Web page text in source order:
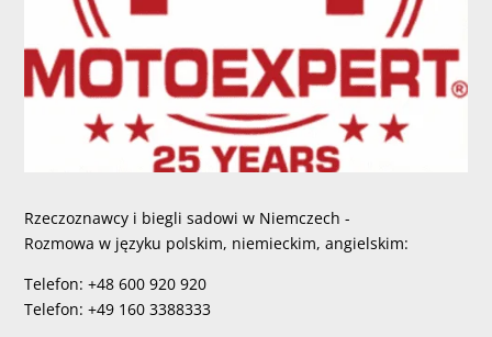
Rzeczoznawcy i biegli sadowi w Niemczech -
Rozmowa w języku polskim, niemieckim, angielskim:
Telefon: +48 600 920 920
Telefon: +49 160 3388333